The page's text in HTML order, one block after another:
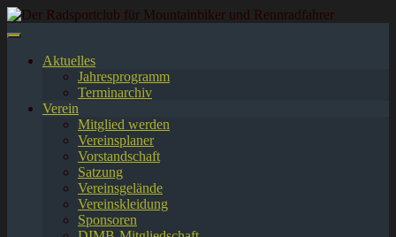
Springe
zum
Aktuelles
Jahresprogramm
Terminarchiv
Verein
Mitglied werden
Vereinsplaner
Vorstandschaft
Satzung
Vereinsgelände
Vereinskleidung
Sponsoren